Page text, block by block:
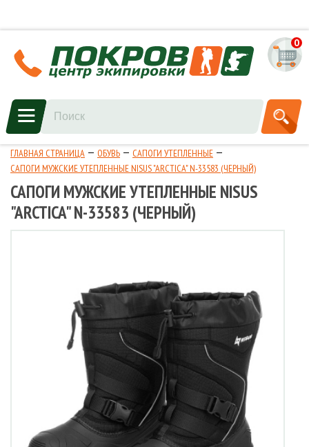
0
ГЛАВНАЯ СТРАНИЦА ОБУВЬ
САПОГИ УТЕПЛЕННЫЕ
САПОГИ МУЖСКИЕ УТЕПЛЕННЫЕ NISUS "ARCTICA" N-33583 (ЧЕРНЫЙ)
САПОГИ МУЖСКИЕ УТЕПЛЕННЫЕ NISUS
"ARCTICA" N-33583 (ЧЕРНЫЙ)